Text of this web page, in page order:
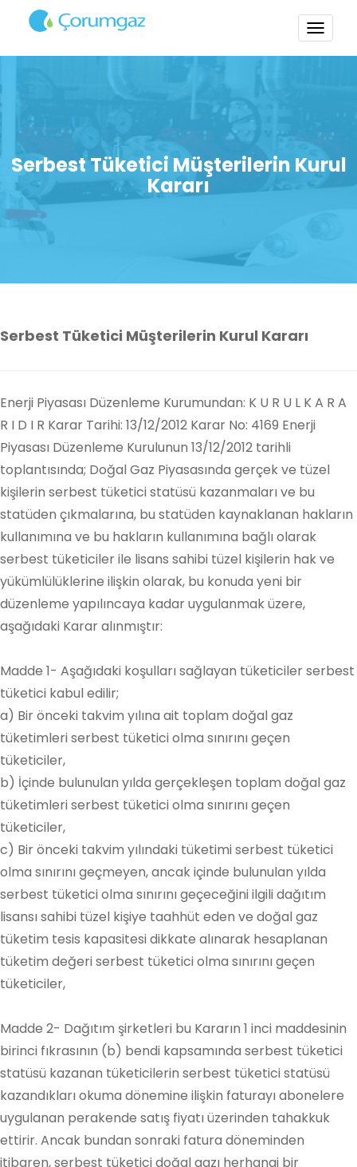
Serbest Tüketici Müşterilerin Kurul
Kararı
Serbest Tüketici Müşterilerin Kurul Kararı
Enerji Piyasası Düzenleme Kurumundan: K U R U L K A R A
R I D I R Karar Tarihi: 13/12/2012 Karar No: 4169 Enerji
Piyasası Düzenleme Kurulunun 13/12/2012 tarihli
toplantısında; Doğal Gaz Piyasasında gerçek ve tüzel
kişilerin serbest tüketici statüsü kazanmaları ve bu
statüden çıkmalarına, bu statüden kaynaklanan hakların
kullanımına ve bu hakların kullanımına bağlı olarak
serbest tüketiciler ile lisans sahibi tüzel kişilerin hak ve
yükümlülüklerine ilişkin olarak, bu konuda yeni bir
düzenleme yapılıncaya kadar uygulanmak üzere,
aşağıdaki Karar alınmıştır:
Madde 1- Aşağıdaki koşulları sağlayan tüketiciler serbest
tüketici kabul edilir;
a) Bir önceki takvim yılına ait toplam doğal gaz
tüketimleri serbest tüketici olma sınırını geçen
tüketiciler,
b) İçinde bulunulan yılda gerçekleşen toplam doğal gaz
tüketimleri serbest tüketici olma sınırını geçen
tüketiciler,
c) Bir önceki takvim yılındaki tüketimi serbest tüketici
olma sınırını geçmeyen, ancak içinde bulunulan yılda
serbest tüketici olma sınırını geçeceğini ilgili dağıtım
lisansı sahibi tüzel kişiye taahhüt eden ve doğal gaz
tüketim tesis kapasitesi dikkate alınarak hesaplanan
tüketim değeri serbest tüketici olma sınırını geçen
tüketiciler,
Madde 2- Dağıtım şirketleri bu Kararın 1 inci maddesinin
birinci fıkrasının (b) bendi kapsamında serbest tüketici
statüsü kazanan tüketicilerin serbest tüketici statüsü
kazandıkları okuma dönemine ilişkin faturayı abonelere
uygulanan perakende satış fiyatı üzerinden tahakkuk
ettirir. Ancak bundan sonraki fatura döneminden
itibaren, serbest tüketici doğal gazı herhangi bir